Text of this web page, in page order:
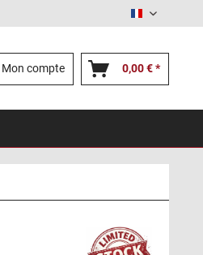
Français
Mon compte 0,00 € *